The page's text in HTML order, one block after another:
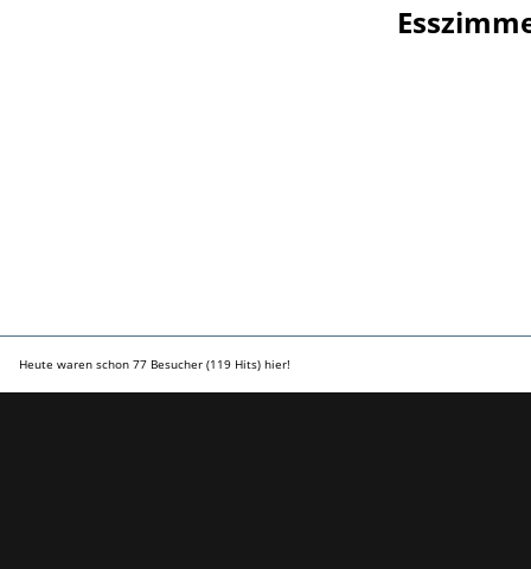
Heute waren schon 77 Besucher (119 Hits) hier!